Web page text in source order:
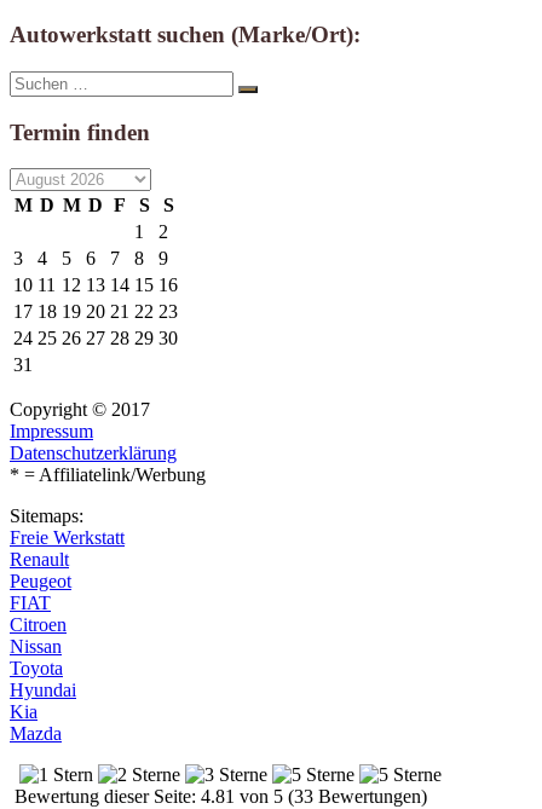
Autowerkstatt suchen (Marke/Ort):
Suche
nach:
Suchen
Termin finden
M D M D F S
S
1
2
3
4 5 6 7 8
9
10 11 12 13 14 15 16
17 18 19 20 21 22 23
24 25 26 27 28 29 30
31
Copyright © 2017
Impressum
Datenschutzerklärung
* = Affiliatelink/Werbung
Sitemaps:
Freie Werkstatt
Renault
Peugeot
FIAT
Citroen
Nissan
Toyota
Hyundai
Kia
Mazda
Bewertung dieser Seite: 4.81 von 5 (33 Bewertungen)